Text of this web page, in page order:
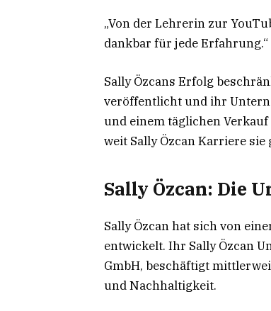
„Von der Lehrerin zur
dankbar für jede Erfahrung.“
Sally Özcans Erfolg
veröffentlicht und ihr
und einem täglichen
weit Sally Özcan Karriere sie
Sally Özcan: Die
Sally Özcan hat sich von
entwickelt. Ihr Sally Özcan
GmbH, beschäftigt
und Nachhaltigkeit.